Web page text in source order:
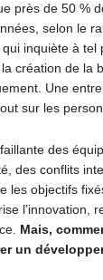
près de 50 %
selon le
qui inquiète à
création de la
Une
sur les
des
des conflits
les objectifs
l’innovation,
Mais,
un